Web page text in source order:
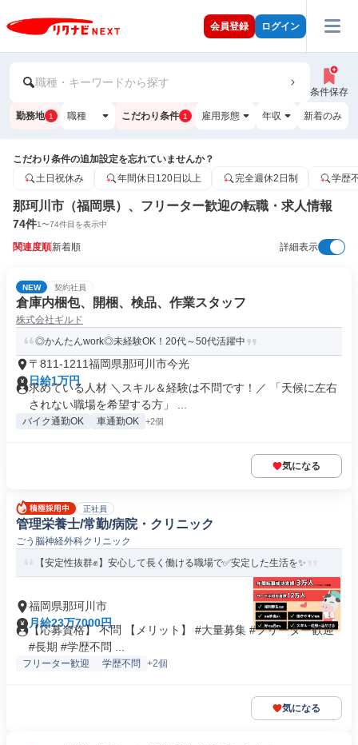
会員登録 ログイン
職種・キーワードから探す
条件保存
勤務地 1 職種 こだわり条件 1 雇用形態 年収 新着のみ
こだわり条件の追加設定を忘れていませんか？
土日祝休み
年間休日120日以上 完全週休2日制 学歴
那珂川市（福岡県）、フリーター歓迎の転職・求人情報
74件1〜74件目を表示中
関連度順新着順 詳細表示
NEW 契約社員
倉庫内梱包、開梱、検品、作業スタッフ
株式会社ギルド
◎かんたんwork◎未経験OK！20代～50代活躍中
〒811-1211福岡県那珂川市今光
日給1万円
求めている人材 ＼スキル＆経験は不問です！／ 「天候に左右
されない職場を希望する方」 ...
バイク通勤OK 車通勤OK +2個
気になる
正社員
管理栄養士/常勤/病院・クリニック
ごう脳神経外科クリニック
【安定性抜群✊️】安心して長く働ける職場で✅️安定した生活を✨
福岡県那珂川市
月給23万7000円
【応募資格】 不問 【メリット】 #大量募集 #フリーター歓迎
#長期 #学歴不問 ...
フリーター歓迎 学歴不問 +2個
気になる